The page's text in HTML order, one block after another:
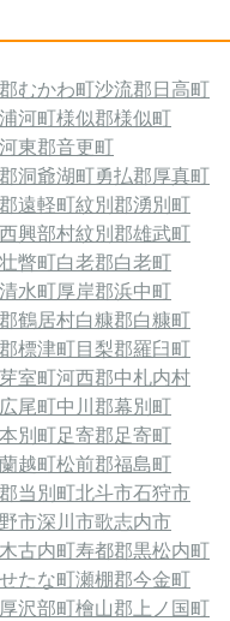
むかわ町沙流郡日高町
河町様似郡様似町
河東郡音更町
洞爺湖町勇払郡厚真町
遠軽町紋別郡湧別町
興部村紋別郡雄武町
瞥町白老郡白老町
水町厚岸郡浜中町
鶴居村白糠郡白糠町
標津町目梨郡羅臼町
室町河西郡中札内村
尾町中川郡幕別町
別町足寄郡足寄町
越町松前郡福島町
当別町北斗市石狩市
市深川市歌志内市
古内町寿都郡黒松内町
たな町瀬棚郡今金町
沢部町檜山郡上ノ国町